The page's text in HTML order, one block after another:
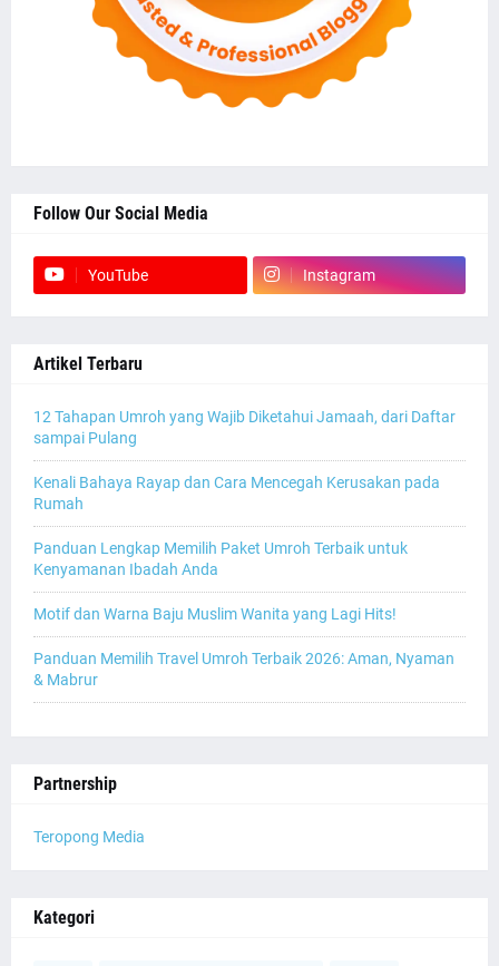
Follow Our Social Media
YouTube Instagram
Artikel Terbaru
12 Tahapan Umroh yang Wajib Diketahui Jamaah, dari Daftar
sampai Pulang
Kenali Bahaya Rayap dan Cara Mencegah Kerusakan pada
Rumah
Panduan Lengkap Memilih Paket Umroh Terbaik untuk
Kenyamanan Ibadah Anda
Motif dan Warna Baju Muslim Wanita yang Lagi Hits!
Panduan Memilih Travel Umroh Terbaik 2026: Aman, Nyaman
& Mabrur
Partnership
Teropong Media
Kategori